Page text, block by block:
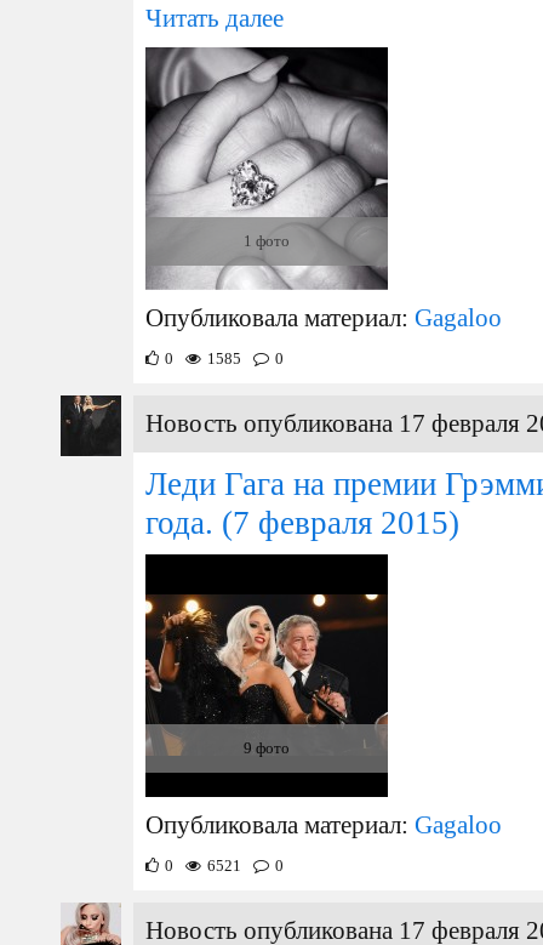
Читать далее
1 фото
Опубликовала материал: Gagaloo
0 1585 0
Новость опубликована 17 февраля
Леди Гага на премии
года. (7 февраля 2015)
9 фото
Опубликовала материал: Gagaloo
0 6521 0
Новость опубликована 17 февраля